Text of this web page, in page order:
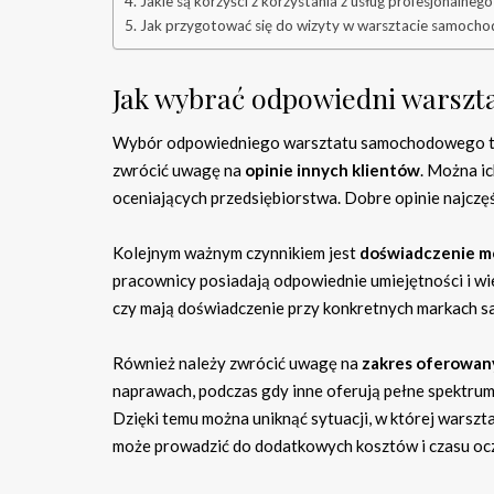
Jak przygotować się do wizyty w warsztacie
Jak wybrać odpowiedni
Wybór odpowiedniego warsztatu samochodowego
zwrócić uwagę na opinie innych klientów. Można
oceniających przedsiębiorstwa. Dobre opinie
Kolejnym ważnym czynnikiem jest doświadczenie
pracownicy posiadają odpowiednie umiejętności i
czy mają doświadczenie przy konkretnych markach
Również należy zwrócić uwagę na zakres
naprawach, podczas gdy inne oferują pełne
Dzięki temu można uniknąć sytuacji, w której
może prowadzić do dodatkowych kosztów i czasu